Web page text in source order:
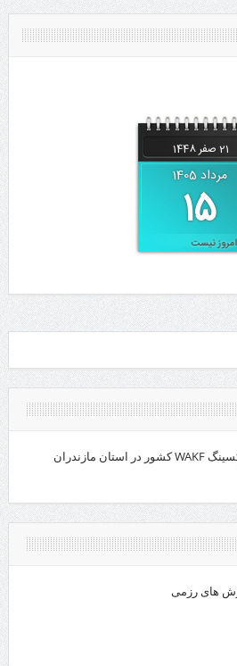
August 6, 2026
21 صفر 1448
مرداد 1405
15
نیست
دوره داوری کمیته کیک بوکسینگ WAKF کشور در استان مازندران
های رزمی